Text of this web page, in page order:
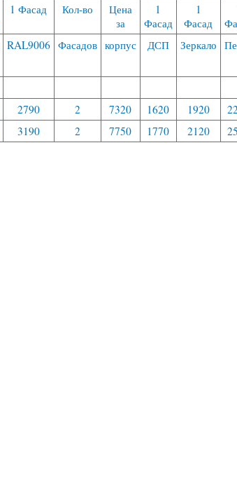
1 Фасад Кол-во
Цена
за
1
Фасад
1
Фасад
RAL9006 Фасадов корпус ДСП Зеркало
2790 2 7320 1620 1920
3190 2 7750 1770 2120